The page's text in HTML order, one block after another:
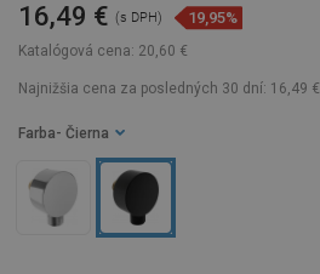
Katalógová cena: 20,60 €
16,49 € (s DPH) 19,95%
Najnižšia cena za posledných 30 dní: 16,49 €
Farba - Čierna